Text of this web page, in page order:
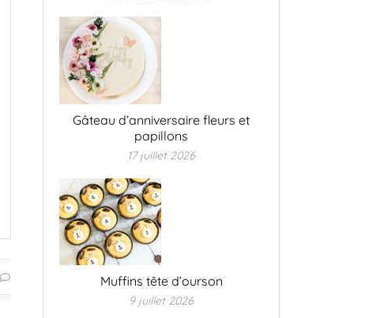
Gâteau d’anniversaire fleurs et
papillons
17 juillet 2026
Muffins tête d’ourson
9 juillet 2026